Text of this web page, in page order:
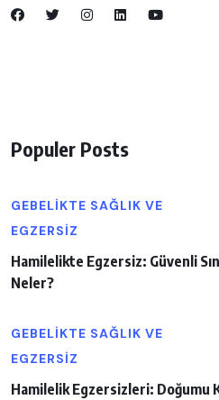
Populer Posts
GEBELIKTE SAĞLIK VE
EGZERSIZ
Hamilelikte Egzersiz: Güvenli
Neler?
GEBELIKTE SAĞLIK VE
EGZERSIZ
Hamilelik Egzersizleri: Doğumu